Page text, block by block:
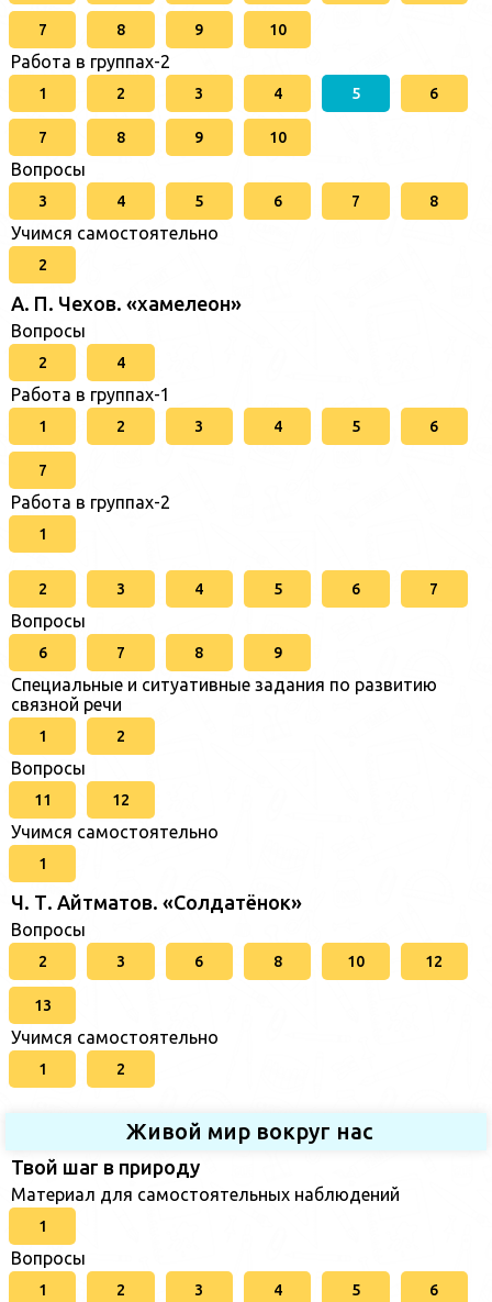
7 8 9 10
Работа в группах-2
1 2 3 4 5 6
7 8 9 10
Вопросы
3 4 5 6 7 8
Учимся самостоятельно
2
А. П. Чехов. «хамелеон»
Вопросы
2 4
Работа в группах-1
1 2 3 4 5 6
7
Работа в группах-2
1
2 3 4 5 6 7
Вопросы
6 7 8 9
Специальные и ситуативные задания по развитию
связной речи
1 2
Вопросы
11 12
Учимся самостоятельно
1
Ч. Т. Айтматов. «Солдатёнок»
Вопросы
2 3 6 8 10 12
13
Учимся самостоятельно
1 2
Живой мир вокруг нас
Твой шаг в природу
Материал для самостоятельных наблюдений
1
Вопросы
1 2 3 4 5 6